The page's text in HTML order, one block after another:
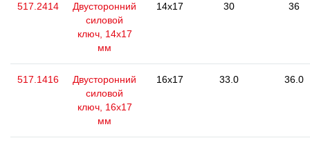
517.2414
Двусторонний
силовой
ключ, 14x17
мм
14x17 30 36
517.1416
Двусторонний
силовой
ключ, 16x17
мм
16x17 33.0 36.0